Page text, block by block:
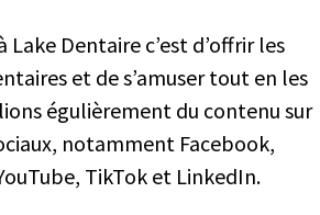
Lake Dentaire c’est d’offrir les
et de s’amuser tout en les
égulièrement du contenu sur
notamment Facebook,
TikTok et LinkedIn.